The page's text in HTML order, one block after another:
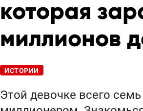
которая
миллионов
ИСТОРИИ
Этой девочке всего